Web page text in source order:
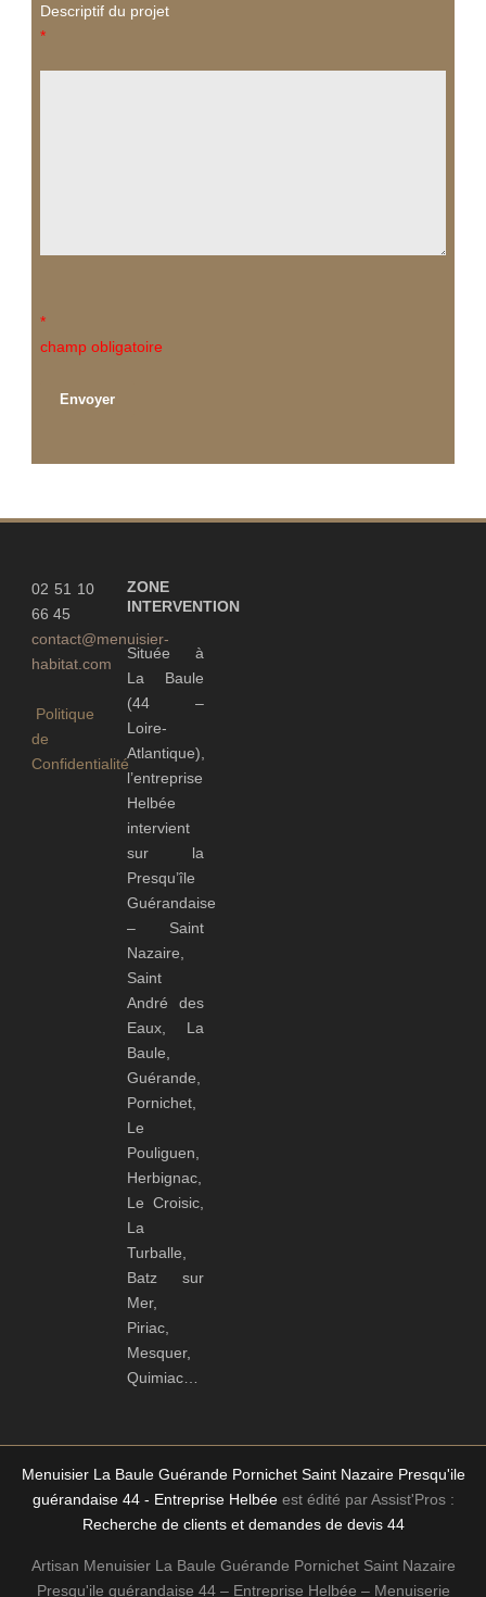
Descriptif du projet
*
*
champ obligatoire
02 51 10
66 45
contact@menuisier-
habitat.com
Politique
de
Confidentialité
ZONE
INTERVENTION
Située à
La Baule
(44 –
Loire-
Atlantique),
l’entreprise
Helbée
intervient
sur la
Presqu’île
Guérandaise
– Saint
Nazaire,
Saint
André des
Eaux, La
Baule,
Guérande,
Pornichet,
Le
Pouliguen,
Herbignac,
Le Croisic,
La
Turballe,
Batz sur
Mer,
Piriac,
Mesquer,
Quimiac…
Menuisier La Baule Guérande Pornichet Saint Nazaire Presqu'ile
guérandaise 44 - Entreprise Helbéeest édité par Assist'Pros :
Recherche de clients et demandes de devis 44
Artisan Menuisier La Baule Guérande Pornichet Saint Nazaire
Presqu'ile guérandaise 44 – Entreprise Helbée – Menuiserie